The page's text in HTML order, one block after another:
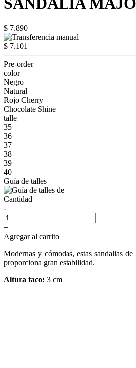
SANDALIA MAJO
$ 7.890
$ 7.101
Pre-order
color
Negro
Natural
Rojo Cherry
Chocolate Shine
talle
35
36
37
38
39
40
Guía de talles
Cantidad
-
+
Agregar al carrito
Modernas y cómodas, estas sandalias
proporciona gran estabilidad.
Altura taco: 3 cm